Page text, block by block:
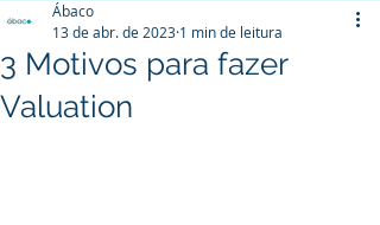
3 Motivos para fazer
Valuation
Ábaco
13 de abr. de 2023 1 min de leitura